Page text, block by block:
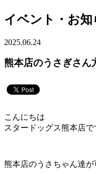
イベント・お知
2025.06.24
熊本店のうさぎさん
こんにちは
スタードッグス熊本店で
熊本店のうさちゃん達